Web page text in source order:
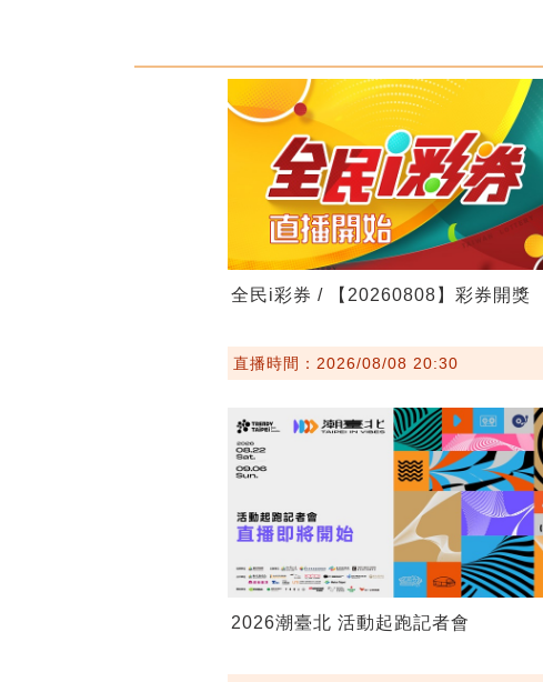
全民i彩券 / 【20260808】彩券開獎
直播時間：2026/08/08 20:30
2026潮臺北 活動起跑記者會